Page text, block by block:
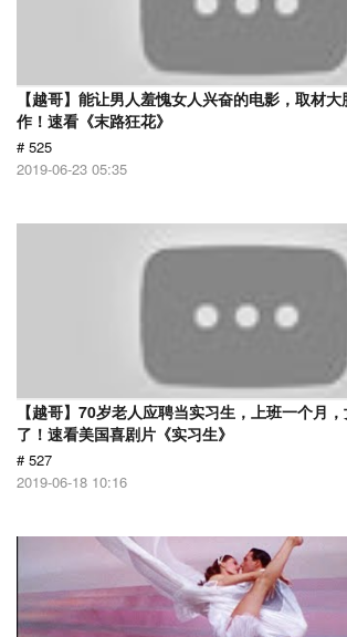
【越哥】能让男人羞愧女人兴奋的电影，取材
作！速看《末路狂花》
# 525
2019-06-23 05:35
【越哥】70岁老人应聘当实习生，上班一个月
了！速看美国喜剧片《实习生》
# 527
2019-06-18 10:16